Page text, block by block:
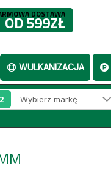
DOSTAWA
OD 599ZŁ
WULKANIZACJA
2